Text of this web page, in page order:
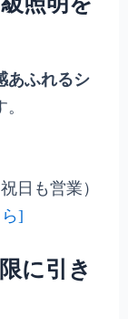
あふれるシ
日も営業）
]
に引き